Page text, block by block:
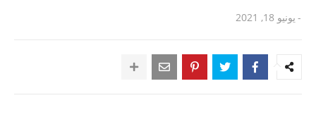
- يونيو 18, 2021